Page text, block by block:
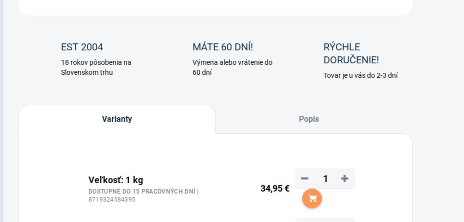
EST 2004
18 rokov pôsobenia na
Slovenskom trhu
MÁTE 60 DNÍ!
Výmena alebo vrátenie do
60 dní
RÝCHLE
DORUČENIE!
Tovar je u vás do 2-3 dní
Varianty Popis
Veľkosť: 1 kg
DOSTUPNÉ DO 15 PRACOVNÝCH DNÍ |
8719324584395
34,95 €
+
−
Do košíka